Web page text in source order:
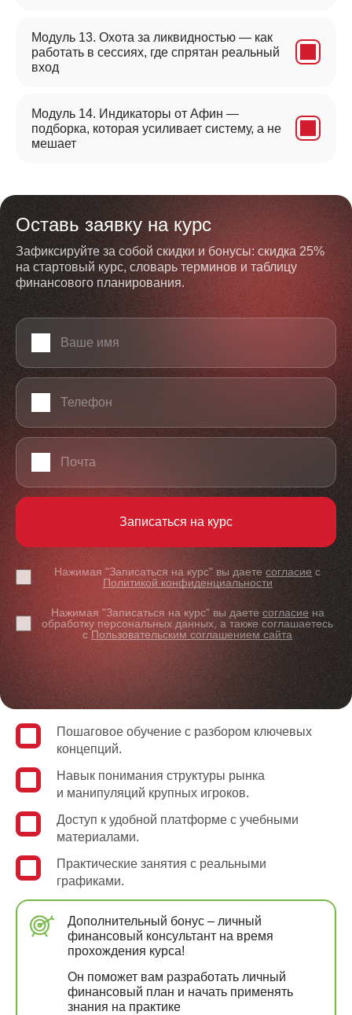
Модуль 13. Охота за ликвидностью — как
работать в сессиях, где спрятан реальный
вход
Модуль 14. Индикаторы от Афин —
подборка, которая усиливает систему, а не
мешает
Оставь заявку на курс
Зафиксируйте за собой скидки и бонусы: скидка 25%
на стартовый курс, словарь терминов и таблицу
финансового планирования.
Ваше имя
Телефон
Email
Записаться на курс
Нажимая "Записаться на курс" вы даетесогласие с
Политикой конфиденциальности
Нажимая "Записаться на курс" вы даете согласие на
обработку персональных данных, а также соглашаетесь
с Пользовательским соглашением сайта
Пошаговое обучение с разбором ключевых
концепций.
Навык понимания структуры рынка
и манипуляций крупных игроков.
Доступ к удобной платформе с учебными
материалами.
Практические занятия с реальными
графиками.
Дополнительный бонус – личный
финансовый консультант на время
прохождения курса!
Он поможет вам разработать личный
финансовый план и начать применять
знания на практике